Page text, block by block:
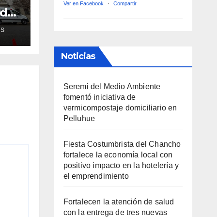
Ver en Facebook · Compartir
Noticias
Seremi del Medio Ambiente
fomentó iniciativa de
vermicompostaje domiciliario en
Pelluhue
Fiesta Costumbrista del Chancho
fortalece la economía local con
positivo impacto en la hotelería y
el emprendimiento
Fortalecen la atención de salud
con la entrega de tres nuevas